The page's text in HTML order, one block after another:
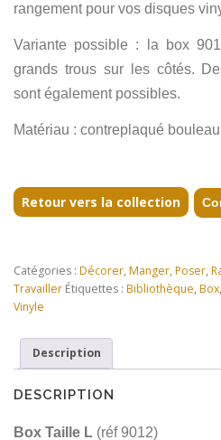
rangement pour vos disques
Variante possible : la box
grands trous sur les côtés.
sont également possibles.
Matériau : contreplaqué bouleau
Retour vers la collection
Catégories : Décorer, Manger, Poser,
Travailler Étiquettes : Bibliothèque, Box,
Vinyle
Description
DESCRIPTION
Box Taille L (réf 9012)